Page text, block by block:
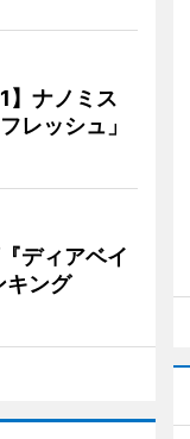
】ナノミス
レッシュ」
ディアベイ
キング